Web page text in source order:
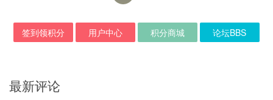
签到领积分 用户中心 积分商城 论坛BBS
最新评论